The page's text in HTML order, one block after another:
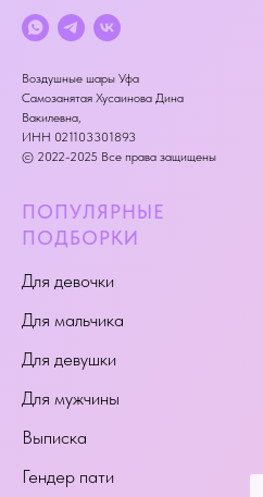
Воздушные шары Уфа
Самозанятая Хусаинова Дина
Вакилевна,
ИНН 021103301893
© 2022-2025 Все права защищены
ПОПУЛЯРНЫЕ
ПОДБОРКИ
Для девочки
Для мальчика
Для девушки
Для мужчины
Выписка
Гендер пати